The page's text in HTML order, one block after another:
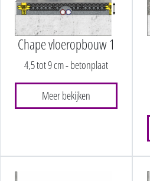
Chape vloeropbouw 1
4,5 tot 9 cm - betonplaat
Meer bekijken